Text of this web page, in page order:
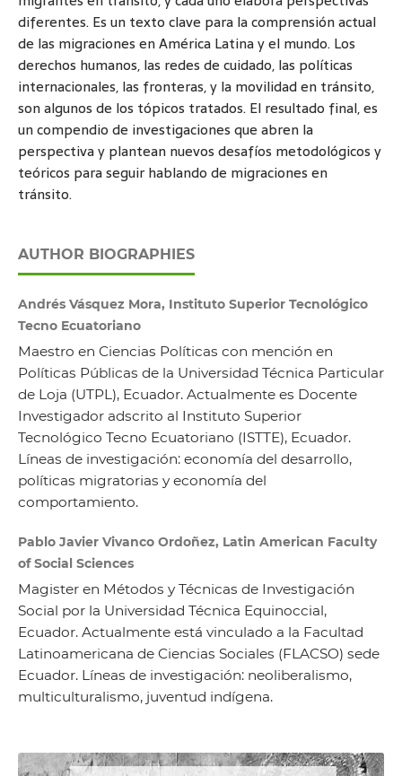
diferentes. Es un texto clave para la comprensión actual
de las migraciones en América Latina y el mundo. Los
derechos humanos, las redes de cuidado, las políticas
internacionales, las fronteras, y la movilidad en tránsito,
son algunos de los tópicos tratados. El resultado final, es
un compendio de investigaciones que abren la
perspectiva y plantean nuevos desafíos metodológicos y
teóricos para seguir hablando de migraciones en
tránsito.
AUTHOR BIOGRAPHIES
Andrés Vásquez Mora, Instituto Superior Tecnológico
Tecno Ecuatoriano
Maestro en Ciencias Políticas con mención en
Políticas Públicas de la Universidad Técnica Particular
de Loja (UTPL), Ecuador. Actualmente es Docente
Investigador adscrito al Instituto Superior
Tecnológico Tecno Ecuatoriano (ISTTE), Ecuador.
Líneas de investigación: economía del desarrollo,
políticas migratorias y economía del
comportamiento.
Pablo Javier Vivanco Ordoñez, Latin American Faculty
of Social Sciences
Magister en Métodos y Técnicas de Investigación
Social por la Universidad Técnica Equinoccial,
Ecuador. Actualmente está vinculado a la Facultad
Latinoamericana de Ciencias Sociales (FLACSO) sede
Ecuador. Líneas de investigación: neoliberalismo,
multiculturalismo, juventud indígena.